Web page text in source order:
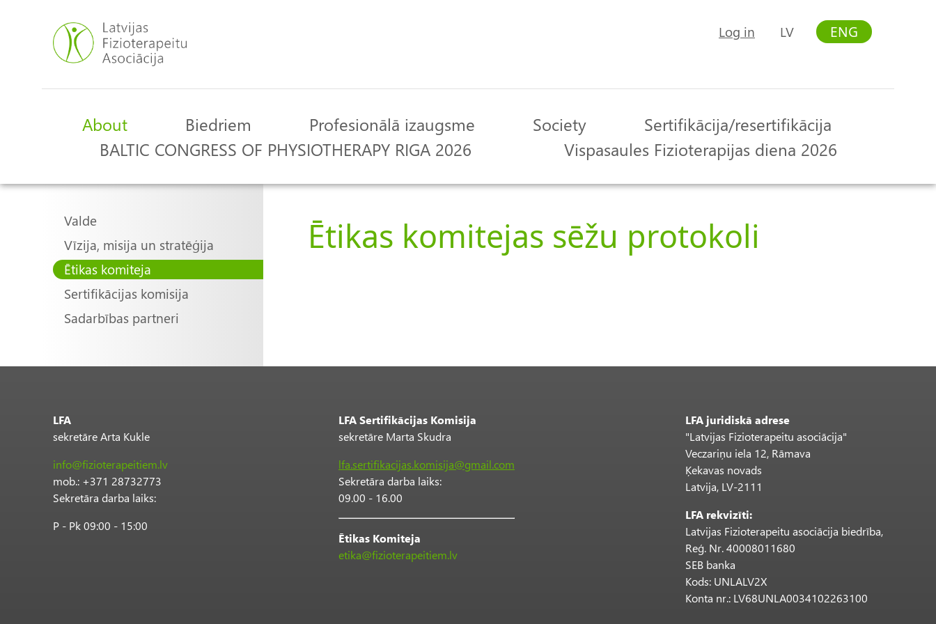
User
account
menu
Log in LV ENG
Main
About Biedriem Profesionālā izaugsme Society
Sertifikācija/resertifikācija
BALTIC CONGRESS OF PHYSIOTHERAPY RIGA 2026
Vispasaules Fizioterapijas diena 2026
Main
navigation
Valde
Vīzija, misija un stratēģija
Ētikas komiteja
Sertifikācijas komisija
Sadarbības partneri
Ētikas komitejas sēžu protokoli
LFA
sekretāre Arta Kukle
info@fizioterapeitiem.lv
mob.: +371 28732773
Sekretāra darba laiks:
P - Pk 09:00 - 15:00
LFA Sertifikācijas Komisija
sekretāre Marta Skudra
lfa.sertifikacijas.komisija@gmail.com
Sekretāra darba laiks:
09.00 - 16.00
Ētikas Komiteja
etika@fizioterapeitiem.lv
LFA juridiskā adrese
"Latvijas Fizioterapeitu asociācija"
Veczariņu iela 12, Rāmava
Ķekavas novads
Latvija, LV-2111
LFA rekvizīti:
Latvijas Fizioterapeitu asociācija biedrība,
Reģ. Nr. 40008011680
SEB banka
Kods: UNLALV2X
Konta nr.: LV68UNLA0034102263100